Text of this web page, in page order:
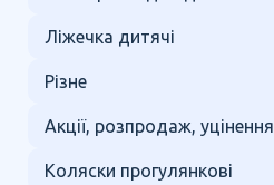
Ліжечка дитячі
Різне
Акції, розпродаж, уцінення
Коляски прогулянкові